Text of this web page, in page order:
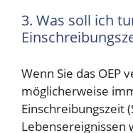
3. Was soll ich
Wenn Sie das OEP
möglicherweise
Einschreibungszeit
Lebensereignissen